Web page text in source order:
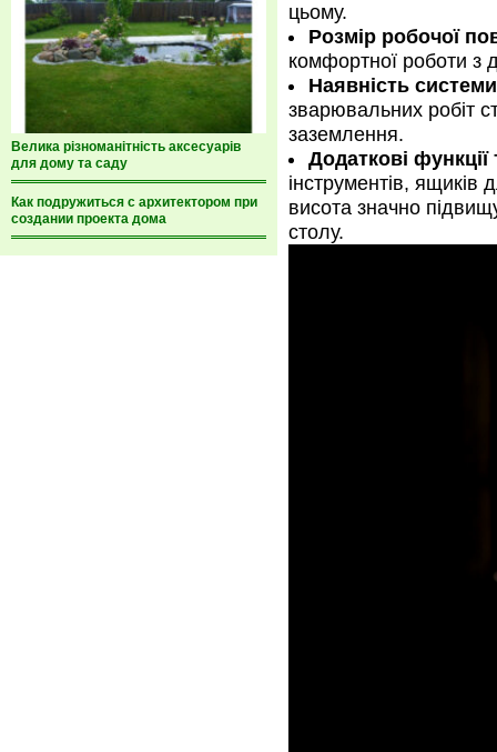
Велика різноманітність аксесуарів
для дому та саду
Как подружиться с архитектором при
создании проекта дома
цьому.
Розмір робочої
комфортної роботи з
Наявність
зварювальних робіт
заземлення.
Додаткові функції
інструментів, ящиків
висота значно
столу.